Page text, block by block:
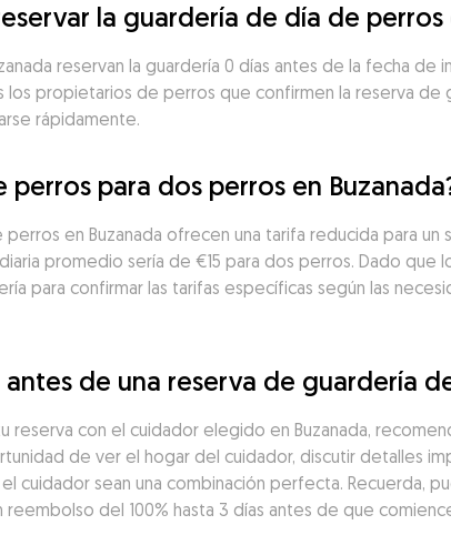
la guardería de día de perros
reservan la guardería 0 días antes de la fecha de
propietarios de perros que confirmen la reserva de
rápidamente.
para dos perros en
en Buzanada ofrecen una tarifa reducida para
promedio sería de €15 para dos perros. Dado que
para confirmar las tarifas específicas según las
de una reserva de guardería
reserva con el cuidador elegido en Buzanada,
de ver el hogar del cuidador, discutir detalles
cuidador sean una combinación perfecta. Recuerda,
del 100% hasta 3 días antes de que